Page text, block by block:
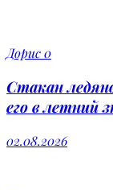
Дорис0
Стакан
его в летний
02.08.2026